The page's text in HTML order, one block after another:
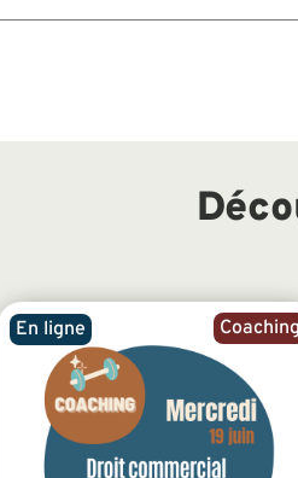
Coaching
En ligne